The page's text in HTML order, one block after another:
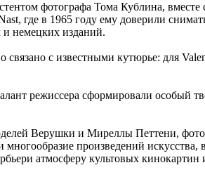
фотографа Тома Кублина,
где в 1965 году ему доверили
и немецких изданий.
с известными кутюрье: для
режиссера сформировали
Верушки и Миреллы Петтени,
произведений
атмосферу культовых